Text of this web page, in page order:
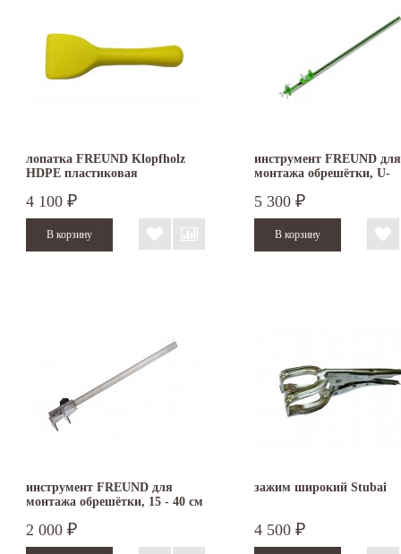
лопатка FREUND Klopfholz
HDPE пластиковая
4 100 ₽
инструмент FREUND для
монтажа обрешётки, U-
5 300 ₽
инструмент FREUND для
монтажа обрешётки, 15 - 40 см
2 000 ₽
зажим широкий Stubai
4 500 ₽